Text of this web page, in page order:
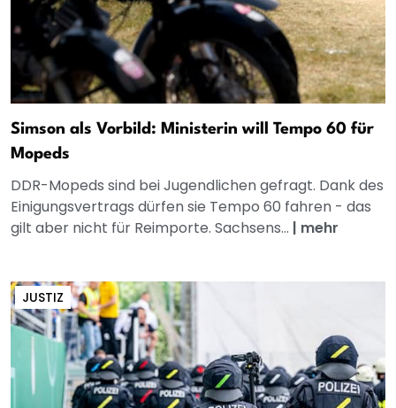
Simson als Vorbild: Ministerin will Tempo 60 für
Mopeds
DDR-Mopeds sind bei Jugendlichen gefragt. Dank des
Einigungsvertrags dürfen sie Tempo 60 fahren - das
gilt aber nicht für Reimporte. Sachsens... | mehr
JUSTIZ